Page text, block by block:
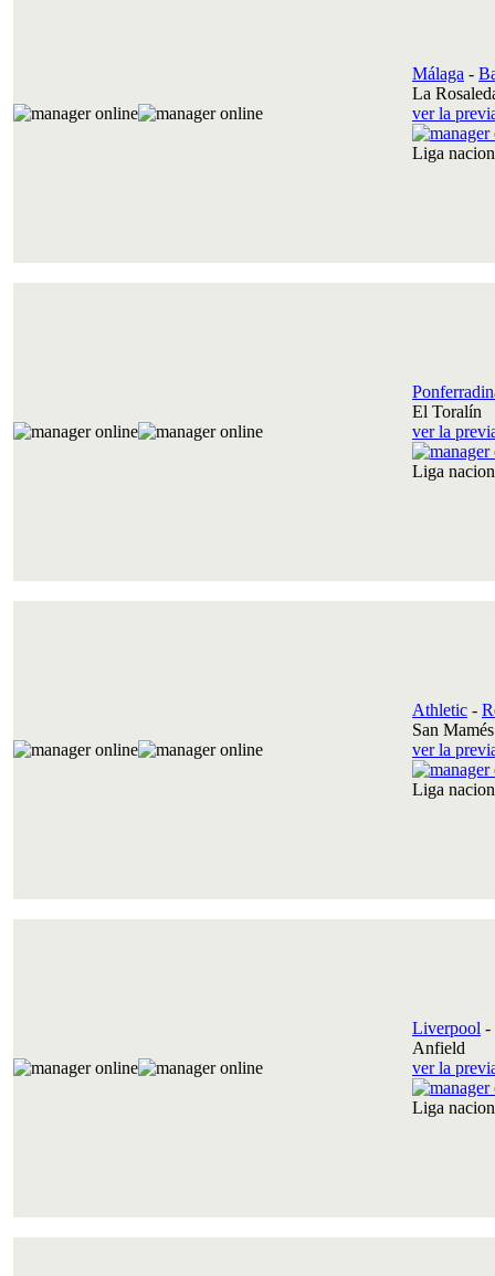
Málaga -
La
ver la
Liga
El Toralín
ver la
Liga
Athletic -
San
ver la
Liga
Liverpool -
Anfield
ver la
Liga